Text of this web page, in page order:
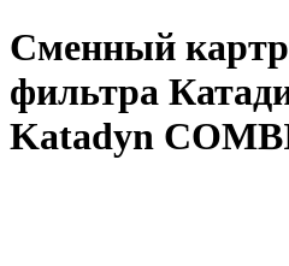
Сменный
фильтра
Katadyn